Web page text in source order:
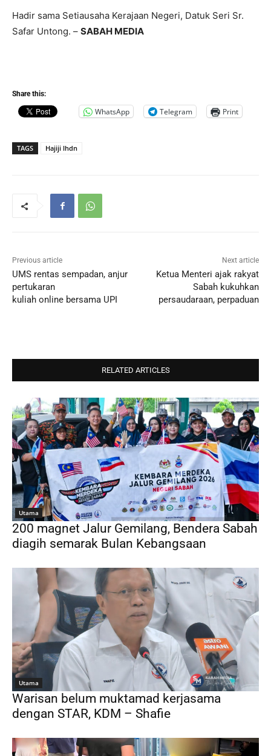
Hadir sama Setiausaha Kerajaan Negeri, Datuk Seri Sr.
Safar Untong. – SABAH MEDIA
Share this:
WhatsApp Telegram Print
TAGS Hajiji lhdn
Previous article
UMS rentas sempadan, anjur
pertukaran
kuliah online bersama UPI
Next article
Ketua Menteri ajak rakyat
Sabah kukuhkan
persaudaraan, perpaduan
RELATED ARTICLES
Utama
200 magnet Jalur Gemilang, Bendera Sabah
diagih semarak Bulan Kebangsaan
Utama
Warisan belum muktamad kerjasama
dengan STAR, KDM – Shafie